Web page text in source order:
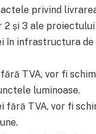
privind
și 3 ale
în infrastructura
TVA, vor fi
luminoase.
fără TVA, vor fi